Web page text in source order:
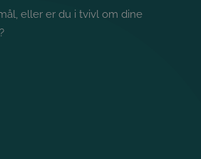
eller er du i tvivl om dine